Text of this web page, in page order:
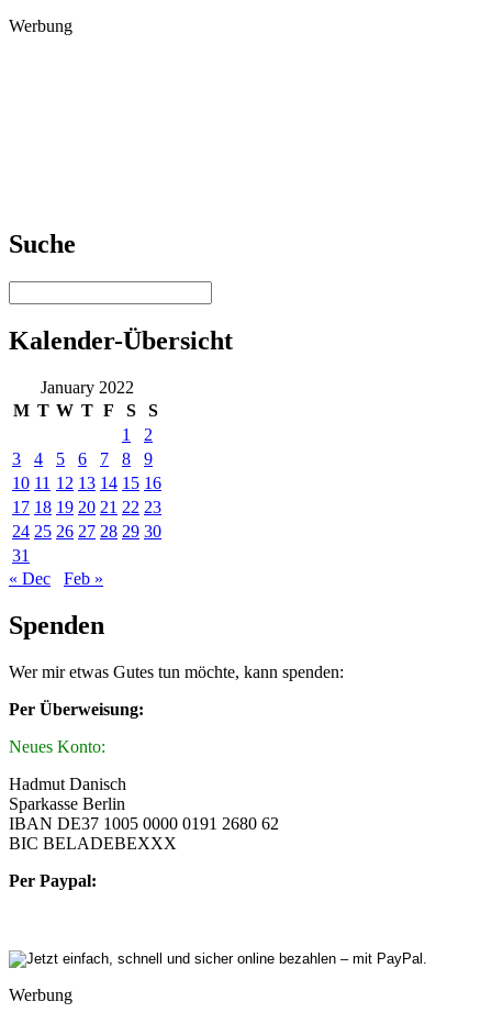
Werbung
Suche
Kalender-Übersicht
January 2022
M T W T F S
S
1
2
3
4 5 6 7 8
9
10 11 12 13 14 15 16
17 18 19 20 21 22 23
24 25 26 27 28 29 30
31
« Dec
Feb »
Spenden
Wer mir etwas Gutes tun möchte, kann spenden:
Per Überweisung:
Neues Konto:
Hadmut Danisch
Sparkasse Berlin
IBAN DE37 1005 0000 0191 2680 62
BIC BELADEBEXXX
Per Paypal:
Werbung